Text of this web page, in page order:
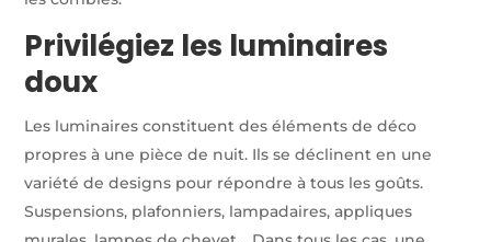
Privilégiez les luminaires
doux
Les luminaires constituent des éléments de déco
propres à une pièce de nuit. Ils se déclinent en une
variété de designs pour répondre à tous les goûts.
Suspensions, plafonniers, lampadaires, appliques